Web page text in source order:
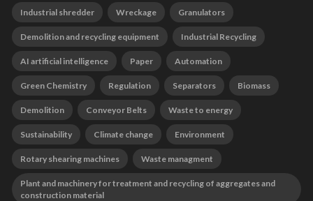
Industrial shredder Wreckage Granulators
Demolition and recycling equipment Industrial Recycling
AI artificial intelligence Paper Automation
Green Chemistry Regulation Separators Biomass
Demolition Conveyor Belts Waste to energy
Sustainability Climate change Environment
Rotary shearing machines Waste managment
Plant and machinery for treatment and recycling of aggregates and
construction material